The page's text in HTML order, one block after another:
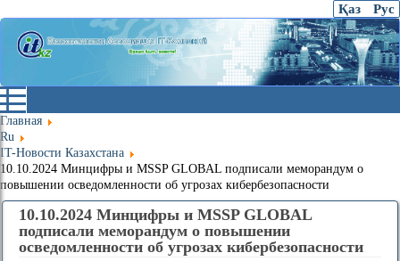
Қаз Рус
Главная
Ru
IT-Новости Казахстана
10.10.2024 Минцифры и MSSP GLOBAL подписали меморандум о
повышении осведомленности об угрозах кибербезопасности
10.10.2024 Минцифры и MSSP GLOBAL
подписали меморандум о повышении
осведомленности об угрозах кибербезопасности